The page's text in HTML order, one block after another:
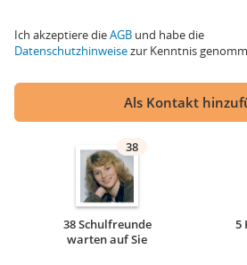
Ich akzeptiere dieAGB und habe die
Datenschutzhinweisezur Kenntnis
Als Kontakt
38
38 Schulfreunde
warten auf Sie
5